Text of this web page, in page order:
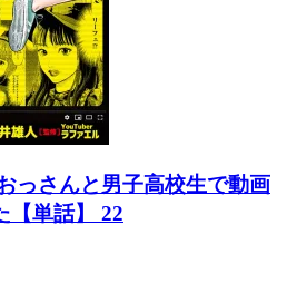
っさんと男子高校生で動画
【単話】 22